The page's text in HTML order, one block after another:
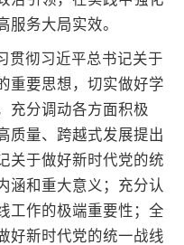
服务大局实效。
贯彻习近平总书记关于
重要思想，切实做好学
充分调动各方面积极
质量、跨越式发展提出
关于做好新时代党的统
涵和重大意义；充分认
工作的极端重要性；全
好新时代党的统一战线